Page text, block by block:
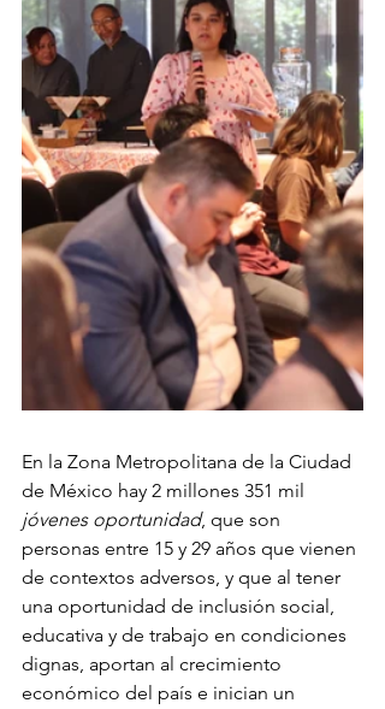
En la Zona Metropolitana de la Ciudad
de México hay 2 millones 351 mil
jóvenes oportunidad, que son
personas entre 15 y 29 años que vienen
de contextos adversos, y que al tener
una oportunidad de inclusión social,
educativa y de trabajo en condiciones
dignas, aportan al crecimiento
económico del país e inician un